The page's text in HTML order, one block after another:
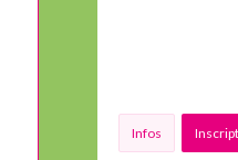
Infos